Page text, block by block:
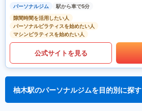
パーソナルジム
駅から車で5分
隙間時間を活用したい人
パーソナルピラティスを始めたい人
マシンピラティスを始めたい人
公式サイトを見る
柚木駅のパーソナルジムを目的別に探す